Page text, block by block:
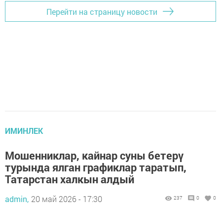
Перейти на страницу новости
ИМИНЛЕК
Мошенниклар, кайнар суны бетерү
турында ялган графиклар таратып,
Татарстан халкын алдый
admin, 20 май 2026 - 17:30 237 0 0